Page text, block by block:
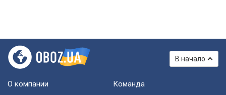
В начало
О компании Команда